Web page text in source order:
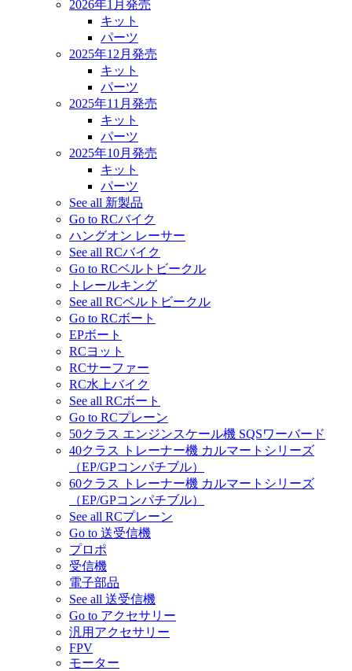
2026年1月発売
キット
パーツ
2025年12月発売
キット
パーツ
2025年11月発売
キット
パーツ
2025年10月発売
キット
パーツ
See all 新製品
Go to RCバイク
ハングオン レーサー
See all RCバイク
Go to RCベルトビークル
トレールキング
See all RCベルトビークル
Go to RCボート
EPボート
RCヨット
RCサーファー
RC水上バイク
See all RCボート
Go to RCプレーン
50クラス エンジンスケール機 SQSワーバード
40クラス トレーナー機 カルマートシリーズ
（EP/GPコンパチブル）
60クラス トレーナー機 カルマートシリーズ
（EP/GPコンパチブル）
See all RCプレーン
Go to 送受信機
プロポ
受信機
電子部品
See all 送受信機
Go to アクセサリー
汎用アクセサリー
FPV
モーター